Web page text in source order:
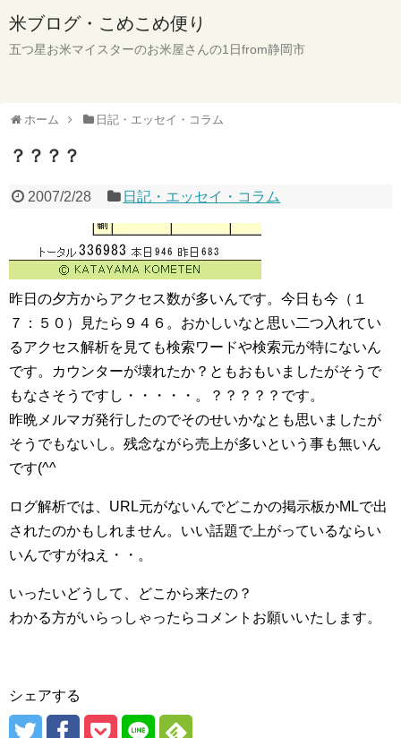
米ブログ・こめこめ便り
五つ星お米マイスターのお米屋さんの1日from静岡市
ホーム 日記・エッセイ・コラム
？？？？
2007/2/28 日記・エッセイ・コラム
昨日の夕方からアクセス数が多いんです。今日も今（１
７：５０）見たら９４６。おかしいなと思い二つ入れてい
るアクセス解析を見ても検索ワードや検索元が特にないん
です。カウンターが壊れたか？ともおもいましたがそうで
もなさそうですし・・・・・。？？？？？です。
昨晩メルマガ発行したのでそのせいかなとも思いましたが
そうでもないし。残念ながら売上が多いという事も無いん
です(^^ゞ
ログ解析では、URL元がないんでどこかの掲示板かMLで出
されたのかもしれません。いい話題で上がっているならい
いんですがねえ・・。
いったいどうして、どこから来たの？
わかる方がいらっしゃったらコメントお願いいたします。
シェアする